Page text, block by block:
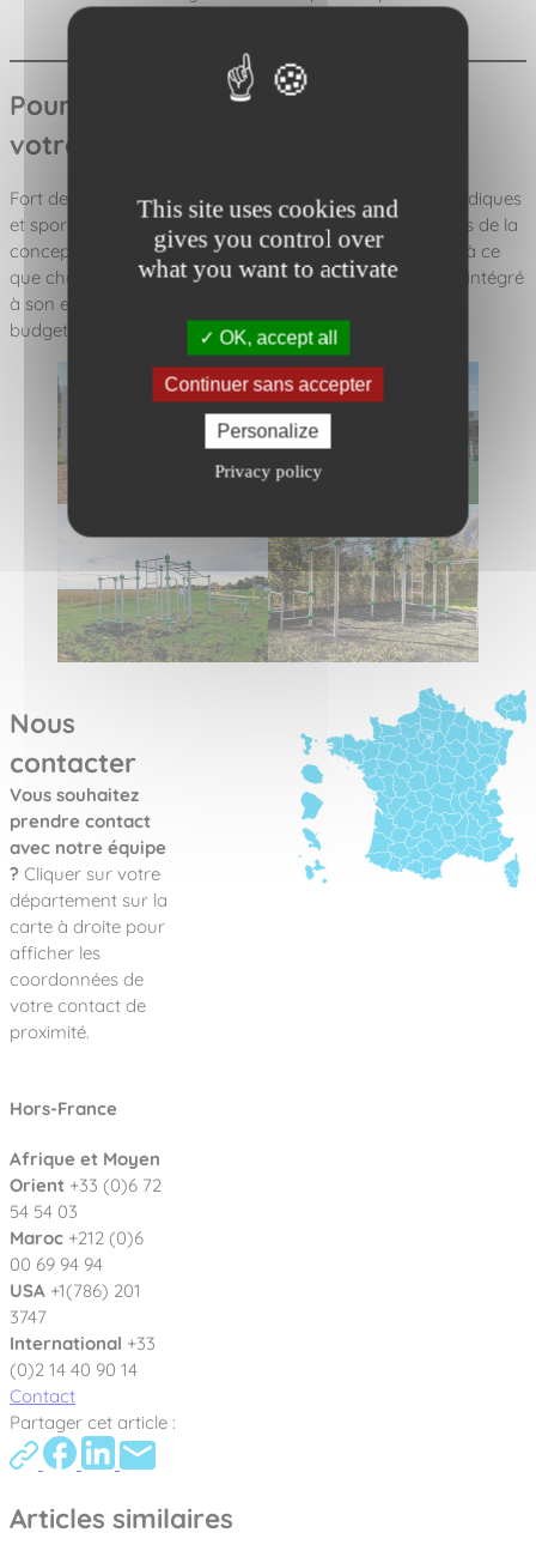
This site uses cookies and
gives you control over
what you want to activate
OK, accept all
Continuer sans accepter
Personalize
Privacy policy
Pourquoi choisir Synchronicity pour
votre aire de Street Workout ?
Fort de notre expérience en aménagement d’espaces ludiques
et sportifs en France, nous accompagnons les décideurs de la
conception à la pose du sol amortissant. Nous veillons à ce
que chaque projet de Street Workout soit parfaitement intégré
à son environnement paysager, tout en respectant les
budgets des communes.
Nous
contacter
Vous souhaitez
prendre contact
avec notre équipe
? Cliquer sur votre
département sur la
carte à droite pour
afficher les
coordonnées de
votre contact de
proximité.
Hors-France
Afrique et Moyen
Orient +33 (0)6 72
54 54 03
Maroc +212 (0)6
00 69 94 94
USA +1(786) 201
3747
International +33
(0)2 14 40 90 14
Contact
Partager cet article :
Articles similaires